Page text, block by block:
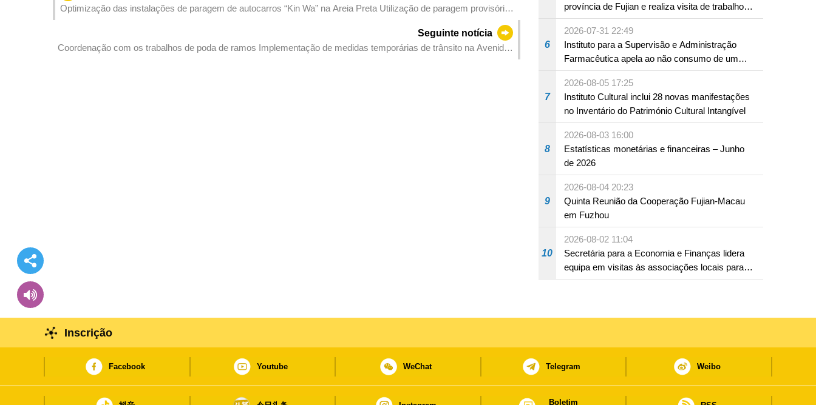
Optimização das instalações de paragem de autocarros “Kin Wa” na Areia Preta Utilização de paragem provisória
Seguinte notícia
Coordenação com os trabalhos de poda de ramos Implementação de medidas temporárias de trânsito na Avenida
província de Fujian e realiza visita de trabalho
em Fuzhou
6
2026-07-31 22:49
Instituto para a Supervisão e Administração
Farmacêutica apela ao não consumo de um
produto com substâncias medicamentosas
ocidentais
7
2026-08-05 17:25
Instituto Cultural inclui 28 novas manifestações
no Inventário do Património Cultural Intangível
8
2026-08-03 16:00
Estatísticas monetárias e financeiras – Junho
de 2026
9
2026-08-04 20:23
Quinta Reunião da Cooperação Fujian-Macau
em Fuzhou
10
2026-08-02 11:04
Secretária para a Economia e Finanças lidera
equipa em visitas às associações locais para
consolidar consensos e promover os trabalhos
Inscrição
Facebook Youtube WeChat Telegram Weibo
Boletim